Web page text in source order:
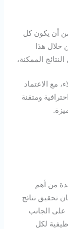
أن يكون كل
خلال هذا
الممكنة،
مع الاعتماد
ومتقنة
من أهم
تحقيق نتائج
على الجانب
لكل